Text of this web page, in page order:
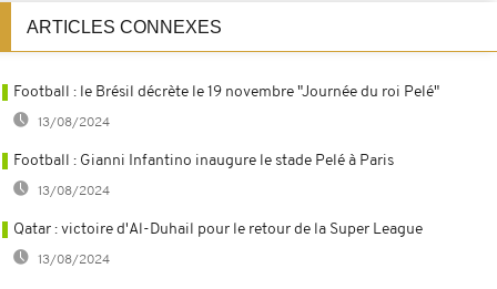
ARTICLES CONNEXES
Football : le Brésil décrète le 19 novembre "Journée du roi Pelé"
13/08/2024
Football : Gianni Infantino inaugure le stade Pelé à Paris
13/08/2024
Qatar : victoire d'Al-Duhail pour le retour de la Super League
13/08/2024